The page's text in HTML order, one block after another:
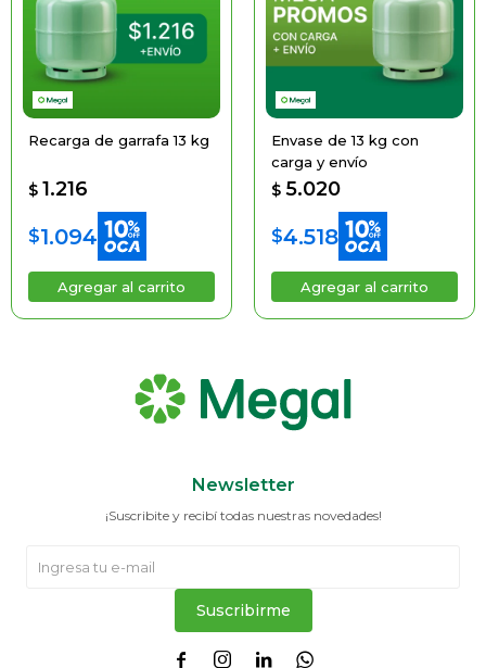
Recarga de garrafa 13 kg
$ 1.216
$1.094
Envase de 13 kg con
carga y envío
$ 5.020
$4.518
Newsletter
¡Suscribite y recibí todas nuestras novedades!
Suscribirme
   